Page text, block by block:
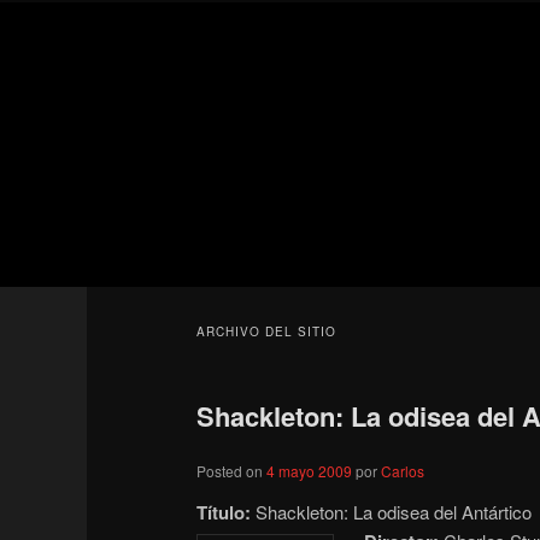
ARCHIVO DEL SITIO
Shackleton: La odisea del
Posted on4 mayo 2009 porCarlos
Título: Shackleton: La odisea del Antártico